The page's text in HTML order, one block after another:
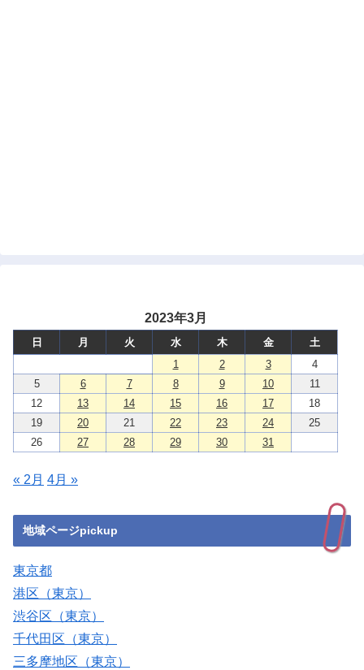
2023年3月
日 月 火 水 木 金
土
1
2 3
4
5
6 7 8 9 10
11
12
13 14 15 16 17
18
19
20 21 22 23 24
25
26
27 28 29 30 31
« 2月 4月 »
地域ページpickup
東京都
港区（東京）
渋谷区（東京）
千代田区（東京）
三多摩地区（東京）